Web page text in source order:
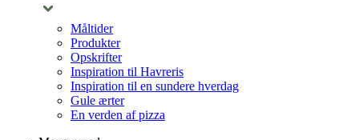
Måltider
Produkter
Opskrifter
Inspiration til Havreris
Inspiration til en sundere hverdag
Gule ærter
En verden af pizza